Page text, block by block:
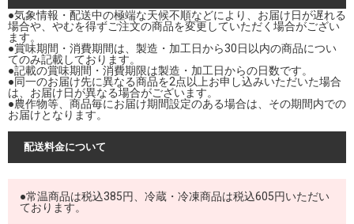
●気象情報・配送中の極端な天候不順などにより、お届け日が遅れる
場合や、やむを得ずご注文の商品を変更していただく場合がござい
ます。
●賞味期間・消費期間は、製造・加工日から30日以内の商品につい
てのみ記載しております。
●記載の賞味期間・消費期限は製造・加工日からの日数です。
●同一のお届け先に異なる商品を2点以上お申し込みいただいた場合
は、お届け日が異なる場合がございます。
●農作物等、商品毎にお届け期間設定のある場合は、その期間内での
お届けとなります。
配送料金について
●常温商品は税込385円、冷蔵・冷凍商品は税込605円いただい
ております。